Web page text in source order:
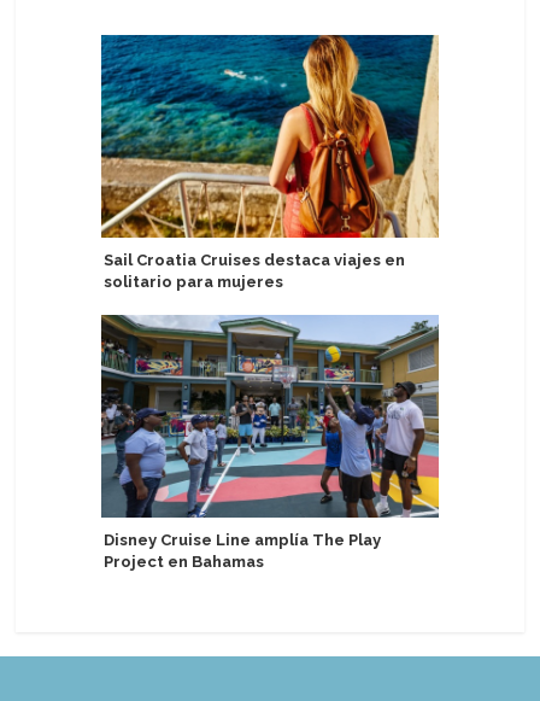
Sail Croatia Cruises destaca viajes en
solitario para mujeres
Disney Cruise Line amplía The Play
Project en Bahamas